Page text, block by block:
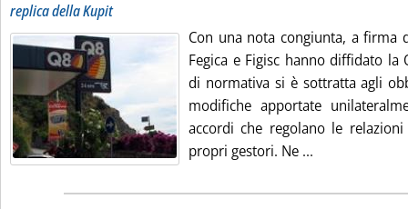
replica della Kupit
Con una nota congiunta, a firma
Fegica e Figisc hanno diffidato la
di normativa si è sottratta agli
modifiche apportate
accordi che regolano le
propri gestori. Ne ...